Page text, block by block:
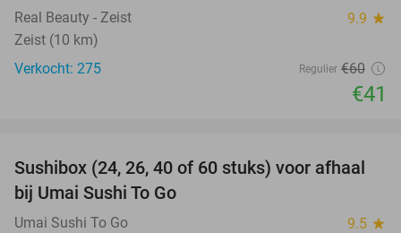
Real Beauty - Zeist 9.9 star
Zeist (10 km)
Verkocht: 275
Regulier €60
€41
48%
Sushibox (24, 26, 40 of 60 stuks) voor afhaal
bij Umai Sushi To Go
Umai Sushi To Go 9.5 star